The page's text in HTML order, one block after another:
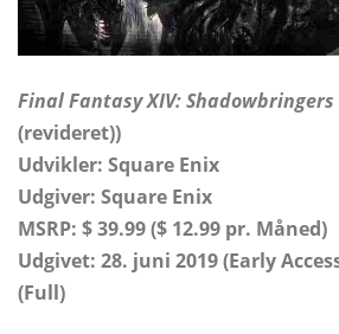
Final Fantasy XIV: Shadowbringers
(revideret))
Udvikler: Square Enix
Udgiver: Square Enix
MSRP: $ 39.99 ($ ​​12.99 pr. Måned)
Udgivet: 28. juni 2019 (Early
(Full)